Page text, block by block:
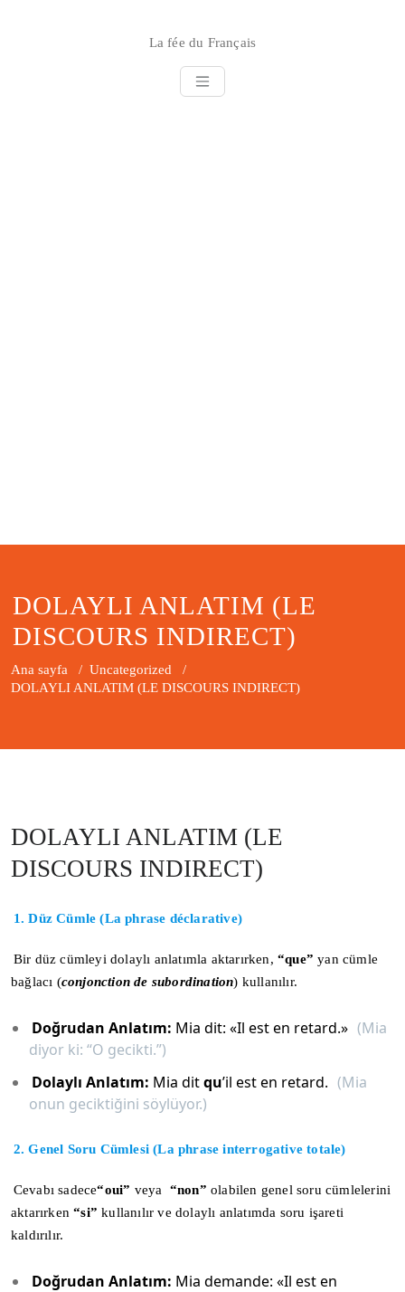
La fée du Français
DOLAYLI ANLATIM (LE
DISCOURS INDIRECT)
Ana sayfa / Uncategorized /
DOLAYLI ANLATIM (LE DISCOURS INDIRECT)
DOLAYLI ANLATIM (LE
DISCOURS INDIRECT)
1. Düz Cümle (La phrase déclarative)
Bir düz cümleyi dolaylı anlatımla aktarırken,“que” yan cümle
bağlacı (conjonction de subordination) kullanılır.
Doğrudan Anlatım: Mia dit: «Il est en retard.» (Mia
diyor ki: “O gecikti.”)
Dolaylı Anlatım: Mia ditqu’il est en retard. (Mia
onun geciktiğini söylüyor.)
2. Genel Soru Cümlesi (La phrase interrogative totale)
Cevabı sadece“oui” veya “non”olabilen genel soru cümlelerini
aktarırken“si”kullanılır ve dolaylı anlatımda soru işareti
kaldırılır.
Doğrudan Anlatım: Mia demande: «Il est en